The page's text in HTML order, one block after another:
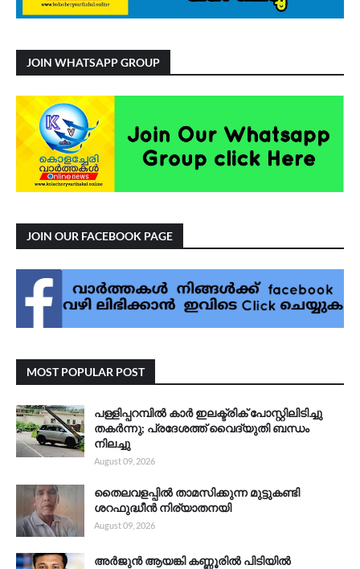
JOIN WHATSAPP GROUP
JOIN OUR FACEBOOK PAGE
MOST POPULAR POST
പള്ളിപ്പറമ്പിൽ കാർ ഇലക്ട്രിക് പോസ്റ്റിലിടിച്ചു
തകർന്നു; പ്രദേശത്ത് വൈദ്യുതി ബന്ധം
നിലച്ചു
August 09, 2026
തൈലവളപ്പിൽ താമസിക്കുന്ന മുട്ടുകണ്ടി
ശറഫുദ്ധീൻ നിര്യാതനയി
August 09, 2026
അർജുൻ ആയങ്കി കണ്ണൂരിൽ പിടിയിൽ